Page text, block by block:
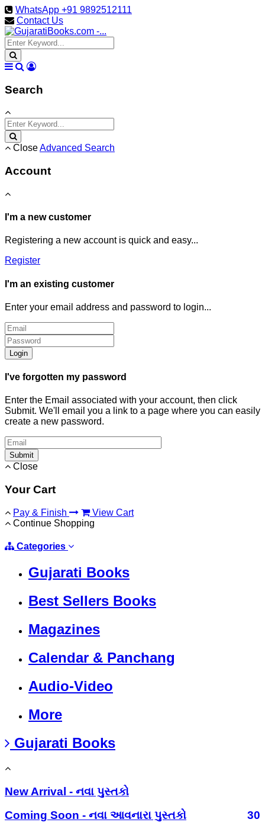
WhatsApp +91 9892512111
Contact Us
Search
CloseAdvanced Search
Account
I'm a new customer
Registering a new account is quick and easy...
Register
I'm an existing customer
Enter your email address and password to login...
Login
I've forgotten my password
Enter the Email associated with your account, then click
Submit. We'll email you a link to a page where you can easily
create a new password.
Submit
Close
Your Cart
Pay & Finish
View Cart
Continue Shopping
Categories
Gujarati Books
Best Sellers Books
Magazines
Calendar & Panchang
Audio-Video
More
Gujarati Books
New Arrival - નવા પુસ્તકો
Coming Soon - નવા આવનારા પુસ્તકો
30